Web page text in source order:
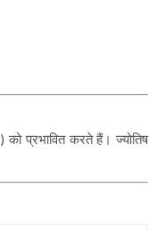
को प्रभावित करते हैं। ज्योतिष